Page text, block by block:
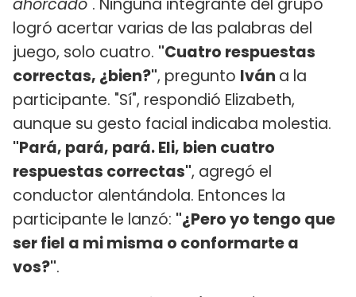
logró acertar varias de las palabras del
juego, solo cuatro. "Cuatro respuestas
correctas, ¿bien?", pregunto Iván a la
participante. "Sí", respondió Elizabeth,
aunque su gesto facial indicaba molestia.
"Pará, pará, pará. Eli, bien cuatro
respuestas correctas", agregó el
conductor alentándola. Entonces la
participante le lanzó: "¿Pero yo tengo que
ser fiel a mi misma o conformarte a
vos?".